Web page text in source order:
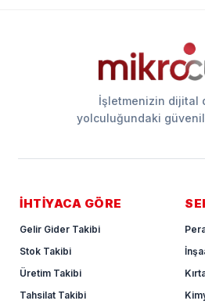
İşletmenizin dijital
yolculuğundaki
İHTİYACA GÖRE
Gelir Gider Takibi
Stok Takibi
Üretim Takibi
Tahsilat Takibi